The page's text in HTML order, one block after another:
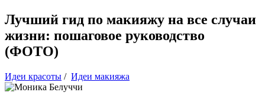
Лучший гид по макияжу на все случаи
жизни: пошаговое руководство
(ФОТО)
Идеи красоты / Идеи макияжа